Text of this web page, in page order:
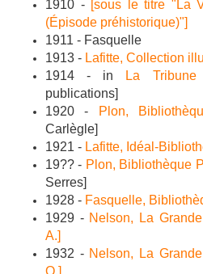
1910 - [sous le titre "La
(Épisode préhistorique)"]
1911 - Fasquelle
1913 - Lafitte, Collection
1914 - in
La
publications]
1920 -
Plon,
Carlègle]
1921 - Lafitte, Idéal-
19?? - Plon, Bibliothèque
Serres]
1928 - Fasquelle,
1929 - Nelson, La
A.]
1932 - Nelson, La